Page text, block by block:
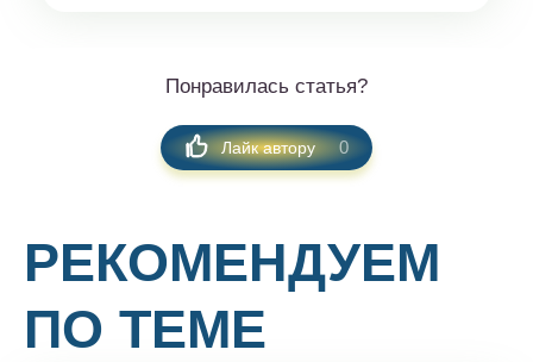
Понравилась статья?
Лайк автору 0
РЕКОМЕНДУЕМ
ПО ТЕМЕ